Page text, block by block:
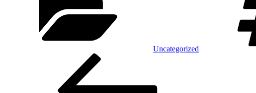
Uncategorized